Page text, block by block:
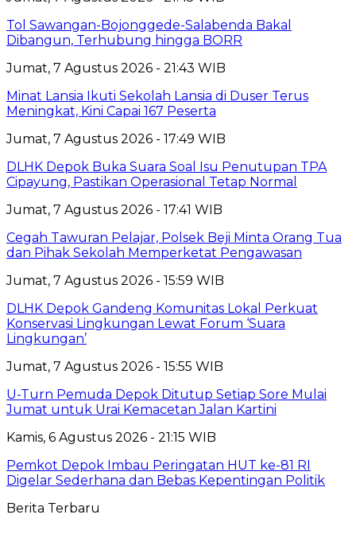
Tol Sawangan-Bojonggede-Salabenda Bakal
Dibangun, Terhubung hingga BORR
Jumat, 7 Agustus 2026 - 21:43 WIB
Minat Lansia Ikuti Sekolah Lansia di Duser Terus
Meningkat, Kini Capai 167 Peserta
Jumat, 7 Agustus 2026 - 17:49 WIB
DLHK Depok Buka Suara Soal Isu Penutupan TPA
Cipayung, Pastikan Operasional Tetap Normal
Jumat, 7 Agustus 2026 - 17:41 WIB
Cegah Tawuran Pelajar, Polsek Beji Minta Orang Tua
dan Pihak Sekolah Memperketat Pengawasan
Jumat, 7 Agustus 2026 - 15:59 WIB
DLHK Depok Gandeng Komunitas Lokal Perkuat
Konservasi Lingkungan Lewat Forum ‘Suara
Lingkungan’
Jumat, 7 Agustus 2026 - 15:55 WIB
U-Turn Pemuda Depok Ditutup Setiap Sore Mulai
Jumat untuk Urai Kemacetan Jalan Kartini
Kamis, 6 Agustus 2026 - 21:15 WIB
Pemkot Depok Imbau Peringatan HUT ke-81 RI
Digelar Sederhana dan Bebas Kepentingan Politik
Berita Terbaru